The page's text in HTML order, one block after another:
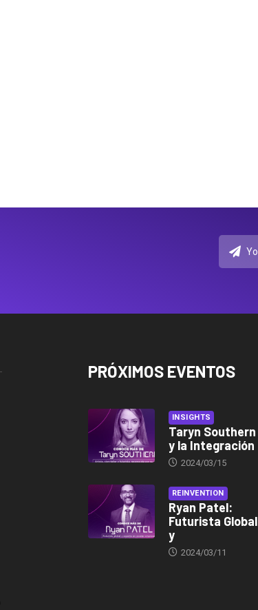
PRÓXIMOS EVENTOS
INSIGHTS
Taryn Southern
y la Integración
2024/03/15
REINVENTION
Ryan Patel:
Futurista Global
y
2024/03/11